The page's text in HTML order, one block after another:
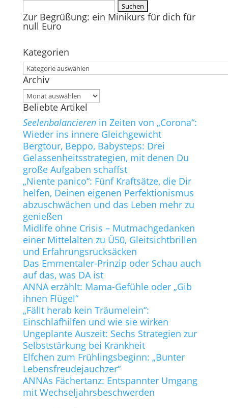
nach:
Zur Begrüßung: ein Minikurs für dich für
null Euro
Kategorien
Kategorien
Archiv
Archiv
Beliebte Artikel
Seelenbalancierenin Zeiten von „Corona“:
Wieder ins innere Gleichgewicht
Bergtour, Beppo, Babysteps: Drei
Gelassenheitsstrategien, mit denen Du
große Aufgaben schaffst
„Niente panico“: Fünf Kraftsätze, die Dir
helfen, Deinen eigenen Perfektionismus
abzuschwächen und das Leben mehr zu
genießen
Midlife ohne Crisis – Mutmachgedanken
einer Mittelalten zu Ü50, Gleitsichtbrillen
und Erfahrungsrucksäcken
Das Emmentaler-Prinzip oder Schau auch
auf das, was DA ist
ANNA erzählt: Mama-Gefühle oder „Gib
ihnen Flügel“
„Fällt herab kein Träumelein“:
Einschlafhilfen und wie sie wirken
Ungeplante Auszeit: Sechs Strategien zur
Selbststärkung bei Krankheit
Elfchen zum Frühlingsbeginn: „Bunter
Lebensfreudejauchzer“
ANNAs Fächertanz: Entspannter Umgang
mit Wechseljahrsbeschwerden